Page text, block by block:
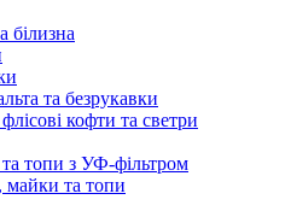
білизна
та безрукавки
кофти та светри
топи з УФ-фільтром
майки та топи